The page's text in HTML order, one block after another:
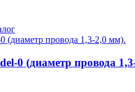
0 (диаметр провода